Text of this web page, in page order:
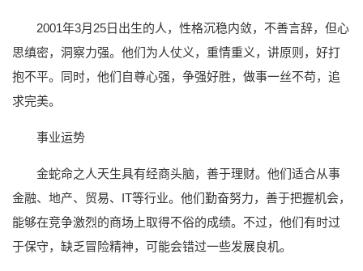
2001年3月25日出生的人，性格沉稳内敛，不善言辞，但心
思缜密，洞察力强。他们为人仗义，重情重义，讲原则，好打
抱不平。同时，他们自尊心强，争强好胜，做事一丝不苟，追
求完美。
事业运势
金蛇命之人天生具有经商头脑，善于理财。他们适合从事
金融、地产、贸易、IT等行业。他们勤奋努力，善于把握机会，
能够在竞争激烈的商场上取得不俗的成绩。不过，他们有时过
于保守，缺乏冒险精神，可能会错过一些发展良机。